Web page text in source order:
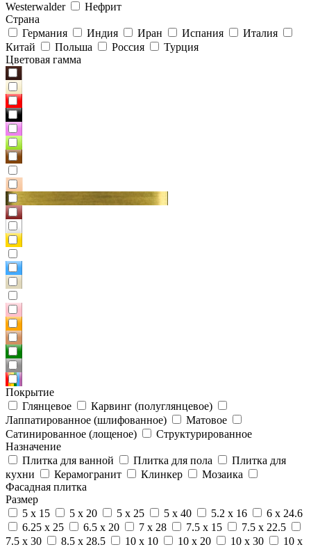
Westerwalder
Нефрит
Страна
Германия
Индия Иран Испания
Италия
Китай
Польша Россия
Турция
Цветовая гамма
Покрытие
Глянцевое
Карвинг (полуглянцевое)
Лаппатированное (шлифованное)
Матовое
Сатинированное (лощеное)
Структурированное
Назначение
Плитка для ванной
Плитка для пола
Плитка для
кухни
Керамогранит Клинкер
Мозаика
Фасадная плитка
Размер
5 x 15
5 x 20 5 x 25 5 x 40 5.2 x 16
6 x 24.6
6.25 x 25
6.5 x 20 7 x 28 7.5 x 15
7.5 x 22.5
7.5 x 30
8.5 x 28.5 10 x 10 10 x 20 10 x 30 10 x